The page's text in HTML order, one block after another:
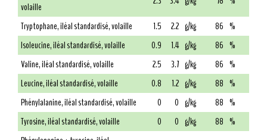
volaille
Tryptophane, iléal standardisé, volaille
1.5 2.2 g/kg 86 %
Isoleucine, iléal standardisé, volaille
0.9 1.4 g/kg 86 %
Valine, iléal standardisé, volaille
2.5 3.7 g/kg 86 %
Leucine, iléal standardisé, volaille
0.8 1.2 g/kg 88 %
Phénylalanine, iléal standardisé, volaille
0 0 g/kg 88 %
Tyrosine, iléal standardisé, volaille
0 0 g/kg 88 %